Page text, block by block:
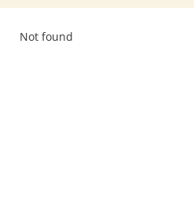
Not found